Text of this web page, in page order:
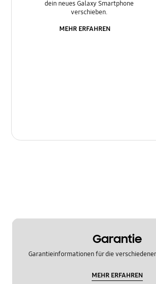
dein neues Galaxy Smartphone
verschieben.
MEHR ERFAHREN
Garantie
Garantieinformationen für die
MEHR ERFAHREN